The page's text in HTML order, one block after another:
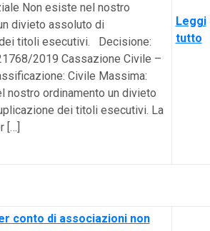
Non esiste nel nostro
divieto assoluto di
titoli esecutivi. Decisione:
2019 Cassazione Civile –
Civile Massima:
nostro ordinamento un divieto
dei titoli esecutivi. La
[…]
Leggi
tutto
conto di associazioni non